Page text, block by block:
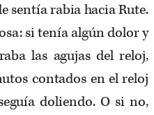
sentía rabia hacia Rute.
si tenía algún dolor y
las agujas del reloj,
contados en el reloj
doliendo. O si no,